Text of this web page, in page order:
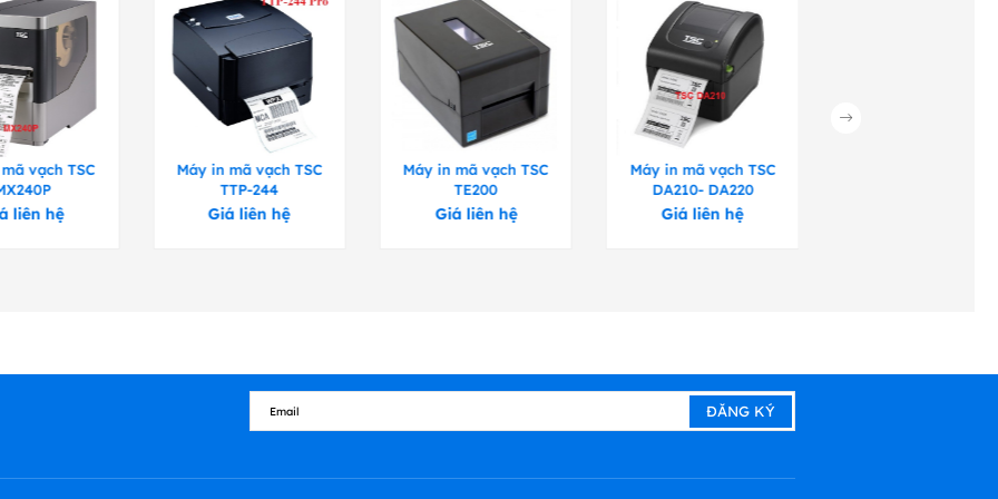
vạch TSC
liên hệ
Máy in mã vạch TSC
TTP-244
Giá liên hệ
Máy in mã vạch TSC
TE200
Giá liên hệ
Máy in mã vạch TSC
DA210- DA220
Giá liên hệ